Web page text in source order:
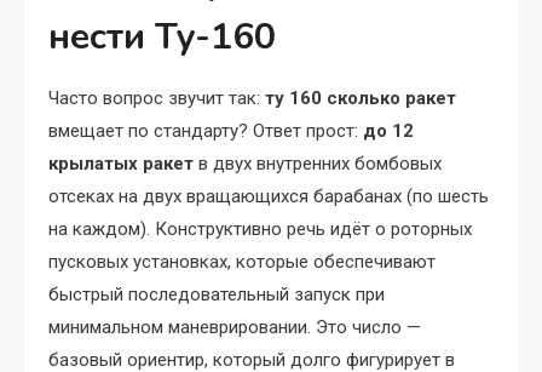
нести Ту-160
Часто вопрос звучит так: ту 160 сколько ракет
вмещает по стандарту? Ответ прост: до 12
крылатых ракет в двух внутренних бомбовых
отсеках на двух вращающихся барабанах (по шесть
на каждом). Конструктивно речь идёт о роторных
пусковых установках, которые обеспечивают
быстрый последовательный запуск при
минимальном маневрировании. Это число —
базовый ориентир, который долго фигурирует в